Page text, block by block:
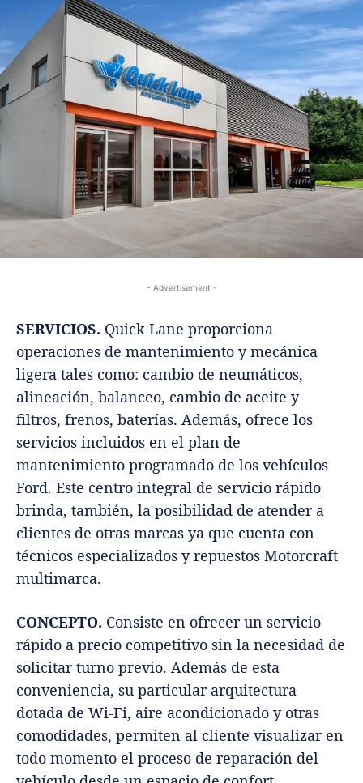
- Advertisement -
SERVICIOS. Quick Lane proporciona
operaciones de mantenimiento y mecánica
ligera tales como: cambio de neumáticos,
alineación, balanceo, cambio de aceite y
filtros, frenos, baterías. Además, ofrece los
servicios incluidos en el plan de
mantenimiento programado de los vehículos
Ford. Este centro integral de servicio rápido
brinda, también, la posibilidad de atender a
clientes de otras marcas ya que cuenta con
técnicos especializados y repuestos Motorcraft
multimarca.
CONCEPTO. Consiste en ofrecer un servicio
rápido a precio competitivo sin la necesidad de
solicitar turno previo. Además de esta
conveniencia, su particular arquitectura
dotada de Wi-Fi, aire acondicionado y otras
comodidades, permiten al cliente visualizar en
todo momento el proceso de reparación del